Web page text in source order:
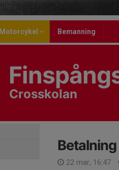
Motorcykel Bemanning
Crosskolan
22 mar, 16:47